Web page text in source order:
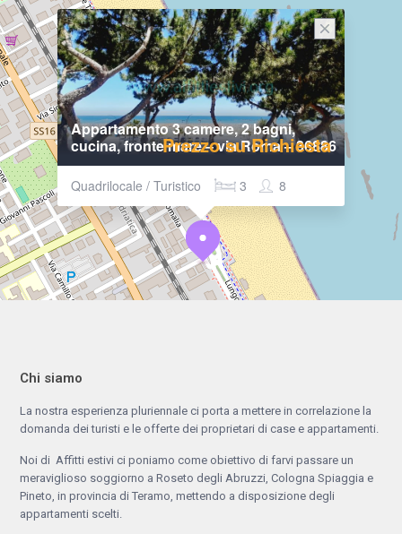
Appartamento 3 camere, 2 bagni,
cucina, fronte mare – via Roma – 36886
Quadrilocale / Turistico 8
3
Prezzo su Richiesta
Chi siamo
La nostra esperienza pluriennale ci porta a mettere in correlazione la
domanda dei turisti e le offerte dei proprietari di case e appartamenti.
Noi di Affitti estivi ci poniamo come obiettivo di farvi passare un
meraviglioso soggiorno a Roseto degli Abruzzi, Cologna Spiaggia e
Pineto, in provincia di Teramo, mettendo a disposizione degli
appartamenti scelti.